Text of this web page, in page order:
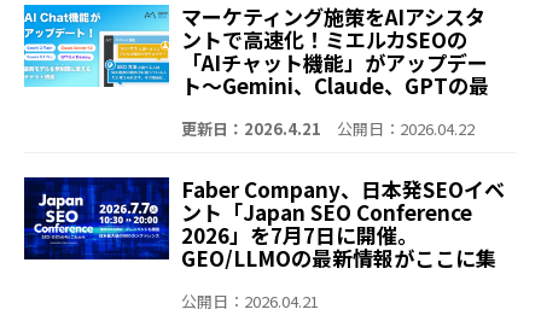
マーケティング施策をAIアシスタ
ントで高速化！ミエルカSEOの
「AIチャット機能」がアップデー
ト～Gemini、Claude、GPTの最
共に回数無制限で利用可能～
更新日：2026.4.21 公開日：2026.04.22
Faber Company、日本発SEOイベ
ント「Japan SEO Conference
2026」を7月7日に開催。
GEO/LLMOの最新情報がここに集
過去最大級の500名規模に拡大。プ
公開日：2026.04.21